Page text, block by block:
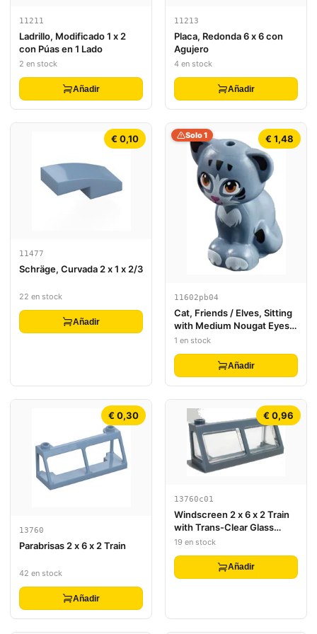
11211
Ladrillo, Modificado 1 x 2
con Púas en 1 Lado
2 en stock
Añadir
11213
Placa, Redonda 6 x 6 con
Agujero
4 en stock
Añadir
€ 0,10
11477
Schräge, Curvada 2 x 1 x 2/3
22 en stock
Añadir
€ 1,48
Solo 1
11602pb04
Cat, Friends / Elves, Sitting
with Medium Nougat Eyes,
Dark Pink Nose and Black
and White Patches Pattern
1 en stock
Añadir
€ 0,30
13760
Parabrisas 2 x 6 x 2 Train
42 en stock
Añadir
€ 0,96
13760c01
Windscreen 2 x 6 x 2 Train
with Trans-Clear Glass
(13756 / 13760)
19 en stock
Añadir